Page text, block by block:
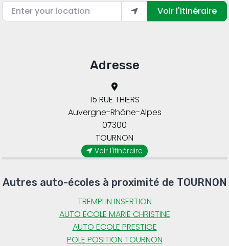
Enter your location
Voir l'itinéraire
Adresse
15 RUE THIERS
TOURNON
Auvergne-Rhône-Alpes
07300
Voir l'itinéraire
Autres auto-écoles à proximité de TOURNON
TREMPLIN INSERTION
AUTO ECOLE MARIE CHRISTINE
AUTO ECOLE PRESTIGE
POLE POSITION TOURNON